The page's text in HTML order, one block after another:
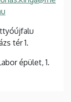
tér 1.
épület, 1.